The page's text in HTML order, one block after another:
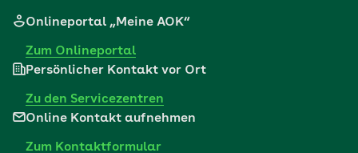
Onlineportal „Meine AOK“
Zum Onlineportal
Persönlicher Kontakt vor Ort
Zu den Servicezentren
Online Kontakt aufnehmen
Zum Kontaktformular